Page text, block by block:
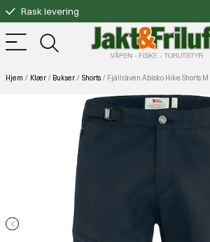
Rask levering
Gratis bytte
Fri frakt over 3000.-
Hjem Klær Bukser Shorts